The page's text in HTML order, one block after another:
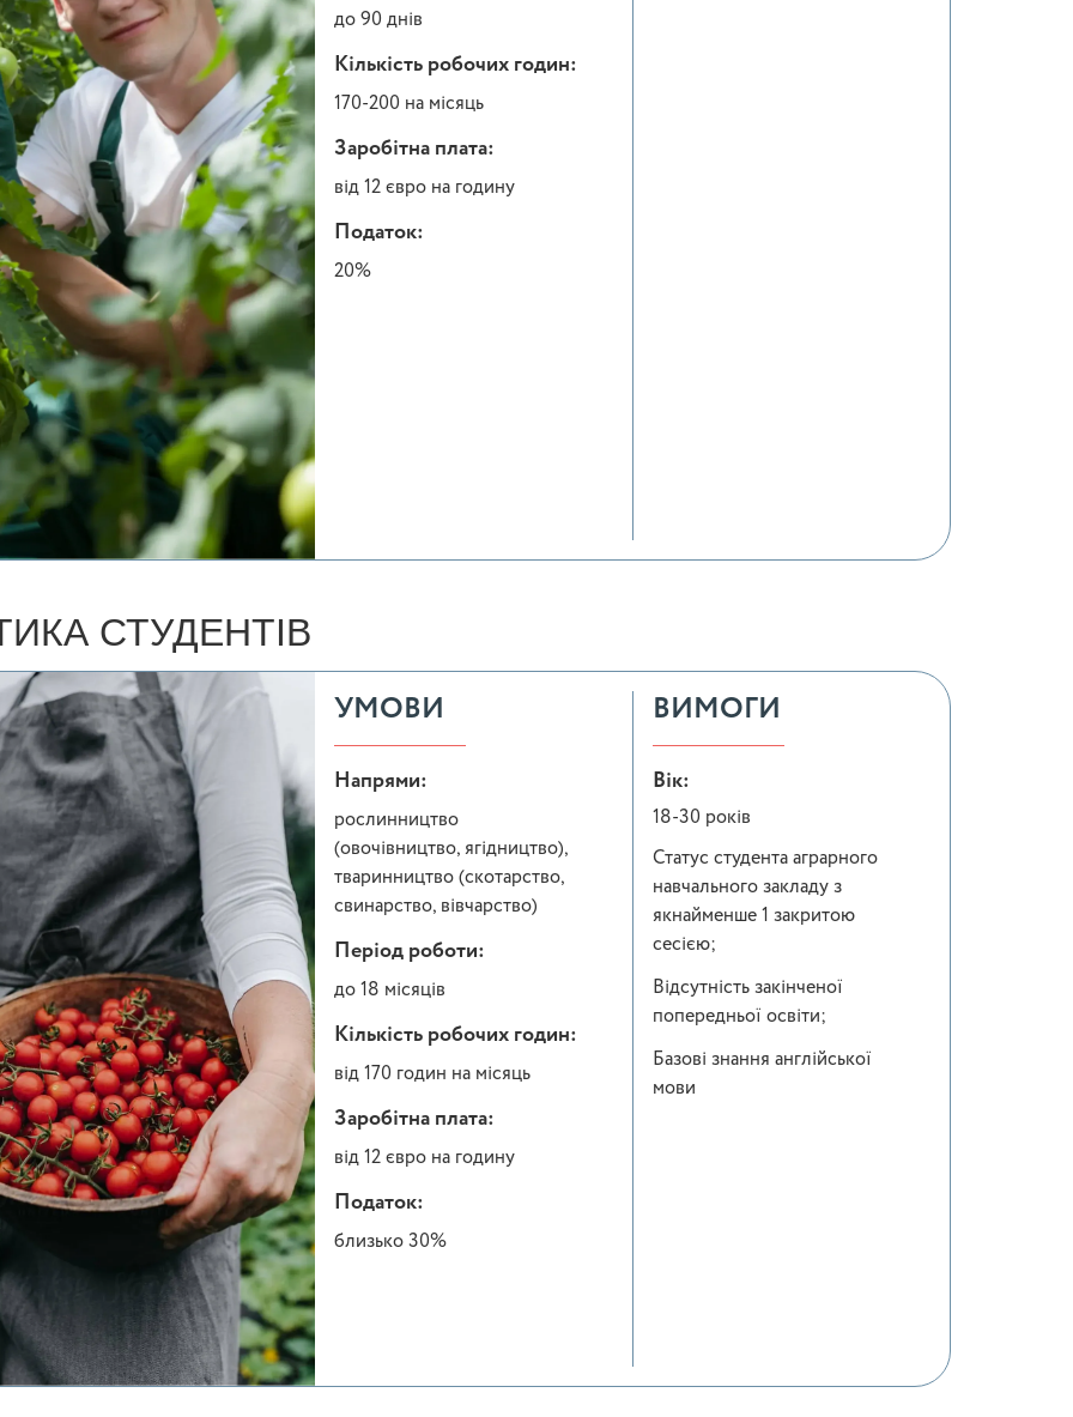
до 90 днів
Кількість робочих годин:
170-200 на місяць
Заробітна плата:
від 12 євро на годину
Податок:
20%
СТУДЕНТІВ
УМОВИ
Напрями:
рослинництво
(овочівництво, ягідництво),
тваринництво (скотарство,
свинарство, вівчарство)
Період роботи:
до 18 місяців
Кількість робочих годин:
від 170 годин на місяць
Заробітна плата:
від 12 євро на годину
Податок:
близько 30%
ВИМОГИ
Вік:
18-30 років
Статус студента аграрного
навчального закладу з
якнайменше 1 закритою
сесією;
Відсутність закінченої
попередньої освіти;
Базові знання англійської
мови